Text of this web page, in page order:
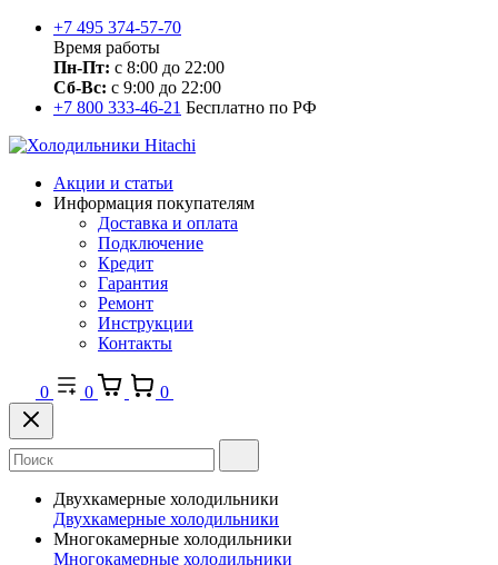
+7 495 374-57-70
Время работы
Пн-Пт: с 8:00 до 22:00
Сб-Вс: с 9:00 до 22:00
+7 800 333-46-21 Бесплатно по РФ
Акции и статьи
Информация покупателям
Доставка и оплата
Подключение
Кредит
Гарантия
Ремонт
Инструкции
Контакты
0 0 0
Двухкамерные холодильники
Двухкамерные холодильники
Многокамерные холодильники
Многокамерные холодильники